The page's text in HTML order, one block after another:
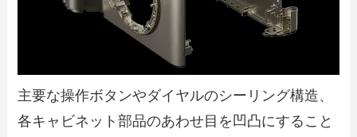
主要な操作ボタンやダイヤルのシーリング構造、
各キャビネット部品のあわせ目を凹凸にすること